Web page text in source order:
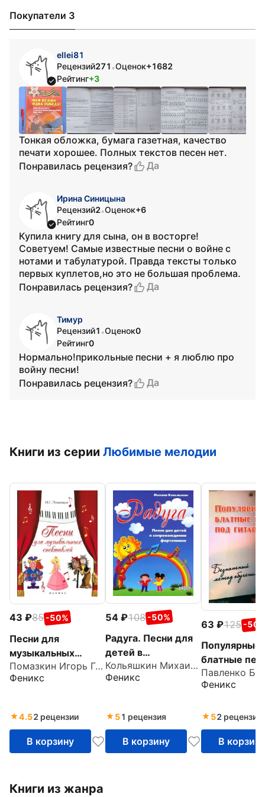
Покупатели 3
ellei81
Рецензий271 •Оценок+1682
Рейтинг+3
Тонкая обложка, бумага газетная, качество
печати хорошее. Полных текстов песен нет.
Понравилась рецензия?
Да
Ирина Синицына
Рецензий2•Оценок+6
Рейтинг0
Купила книгу для сына, он в восторге!
Советуем! Самые известные песни о войне с
нотами и табулатурой. Правда тексты только
первых куплетов,но это не большая проблема.
Понравилась рецензия?
Да
Тимур
Рецензий1 •Оценок0
Рейтинг0
Нормально!прикольные песни + я люблю про
войну песни!
Понравилась рецензия?
Да
Книги из серии Любимые мелодии
43 85 -50%
Песни для
музыкальных
спектаклей
Помазкин Игорь Геннадьевич
Феникс
4.52 рецензии
В корзину
54 108 -50%
Радуга. Песни для
детей в
сопровождении
фортепиано
Кольяшкин Михаил Александрович
Феникс
51 рецензия
В корзину
63 125 -
Популярные
блатные
гитару.
метод
пособие
Феникс
52 рецензии
В корзину
Книги из жанра